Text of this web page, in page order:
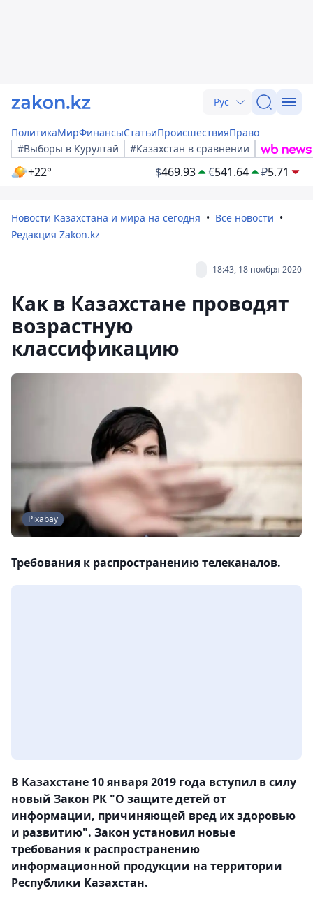
Рус
ПолитикаМирФинансыСтатьиПроисшествияПраво
#Выборы в Курултай
#Казахстан в сравнении
+22° $469.93 €541.64 ₽5.71
Новости Казахстана и мира на сегодня
Все новости
Редакция Zakon.kz
18:43, 18 ноября 2020
Как в Казахстане проводят
возрастную
классификацию
Pixabay
Требования к распространению телеканалов.
В Казахстане 10 января 2019 года вступил в силу
новый Закон РК "О защите детей от
информации, причиняющей вред их здоровью
и развитию". Закон установил новые
требования к распространению
информационной продукции на территории
Республики Казахстан.